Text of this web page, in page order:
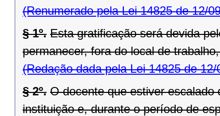
(Renumerado pela Lei 14825 de 12/
§ 1º. Esta gratificação será devida
permanecer, fora do local de
(Redação dada pela Lei 14825 de 12/
§ 2º. O docente que estiver
instituição e, durante o período de